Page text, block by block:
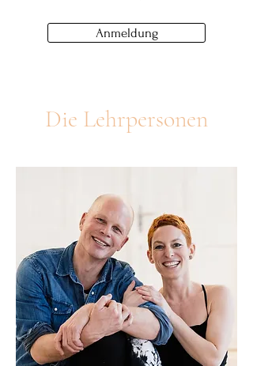
Anmeldung
Die Lehrpersonen